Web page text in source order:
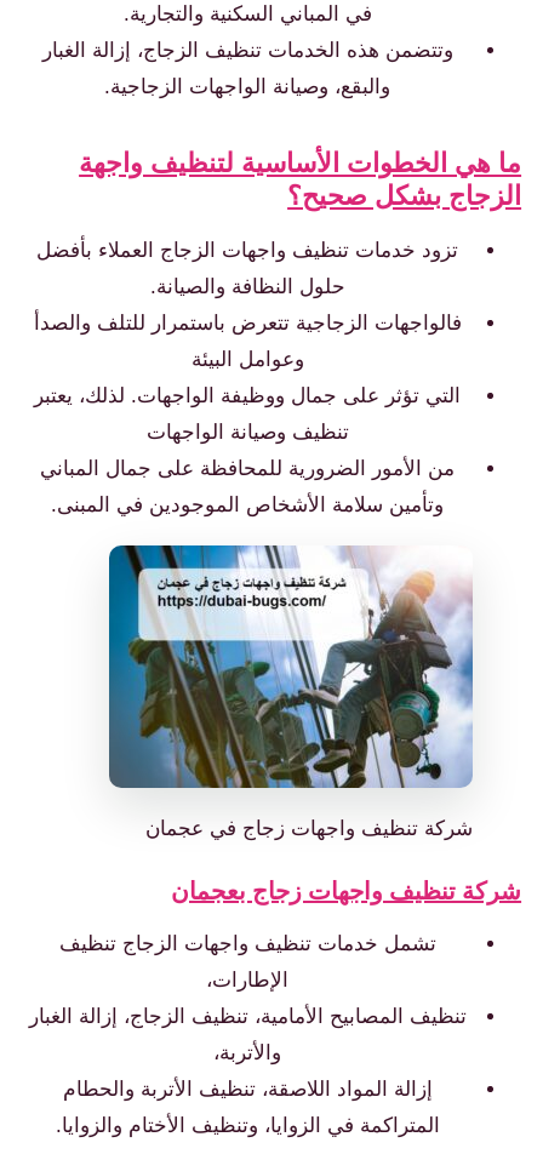
في المباني السكنية والتجارية.
وتتضمن هذه الخدمات تنظيف الزجاج، إزالة الغبار
والبقع، وصيانة الواجهات الزجاجية.
هي الخطوات الأساسية لتنظيف واجهة
بشكل صحيح؟
تزود خدمات تنظيف واجهات الزجاج العملاء بأفضل
حلول النظافة والصيانة.
فالواجهات الزجاجية تتعرض باستمرار للتلف والصدأ
وعوامل البيئة
التي تؤثر على جمال ووظيفة الواجهات. لذلك، يعتبر
تنظيف وصيانة الواجهات
من الأمور الضرورية للمحافظة على جمال المباني
وتأمين سلامة الأشخاص الموجودين في المبنى.
شركة تنظيف واجهات زجاج في عجمان
تنظيف واجهات زجاج بعجمان
تشمل خدمات تنظيف واجهات الزجاج تنظيف
الإطارات،
تنظيف المصابيح الأمامية، تنظيف الزجاج، إزالة الغبار
والأتربة،
إزالة المواد اللاصقة، تنظيف الأتربة والحطام
المتراكمة في الزوايا، وتنظيف الأختام والزوايا.